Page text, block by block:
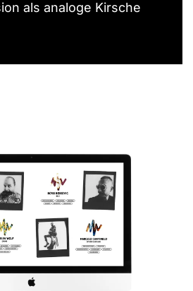
als analoge Kirsche